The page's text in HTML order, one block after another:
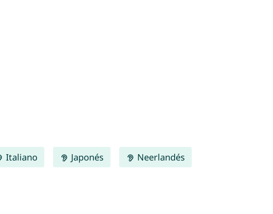
Italiano Japonés Neerlandés